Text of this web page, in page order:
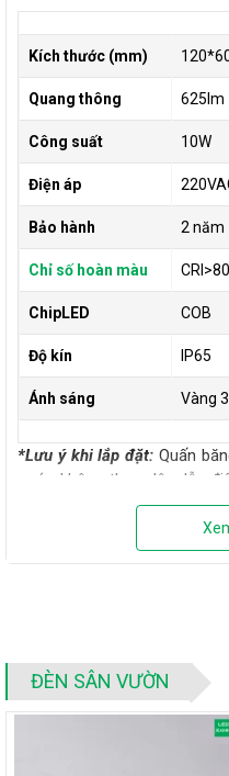
Kích thước (mm)
Quang thông 625lm
Công suất 10W
Điện áp
Bảo hành 2 năm
Chỉ số hoàn màu CRI>80
ChipLED COB
Độ kín IP65
Ánh sáng Vàng
*Lưu ý khi lắp đặt: Quấn
nước không theo dây dẫn
ĐÈN SÂN VƯỜN